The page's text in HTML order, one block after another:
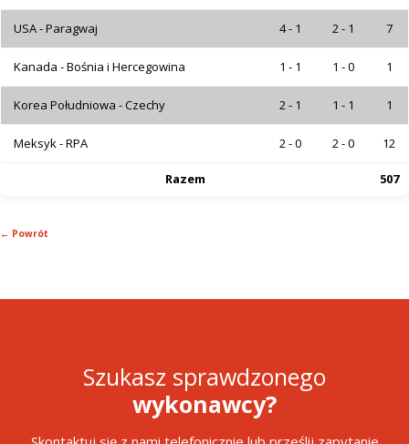
USA - Paragwaj 4 - 1 2 - 1 7
Kanada - Bośnia i Hercegowina 1 - 1 1 - 0 1
Korea Południowa - Czechy 2 - 1 1 - 1 1
Meksyk - RPA 2 - 0 2 - 0 12
Razem 507
← Powrót
Szukasz sprawdzonego
wykonawcy?